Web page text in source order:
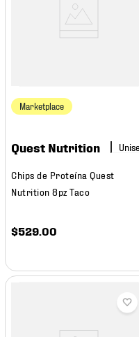
Marketplace
Quest Nutrition
Chips de Proteína Quest
Nutrition 8pz Taco
$529 .00